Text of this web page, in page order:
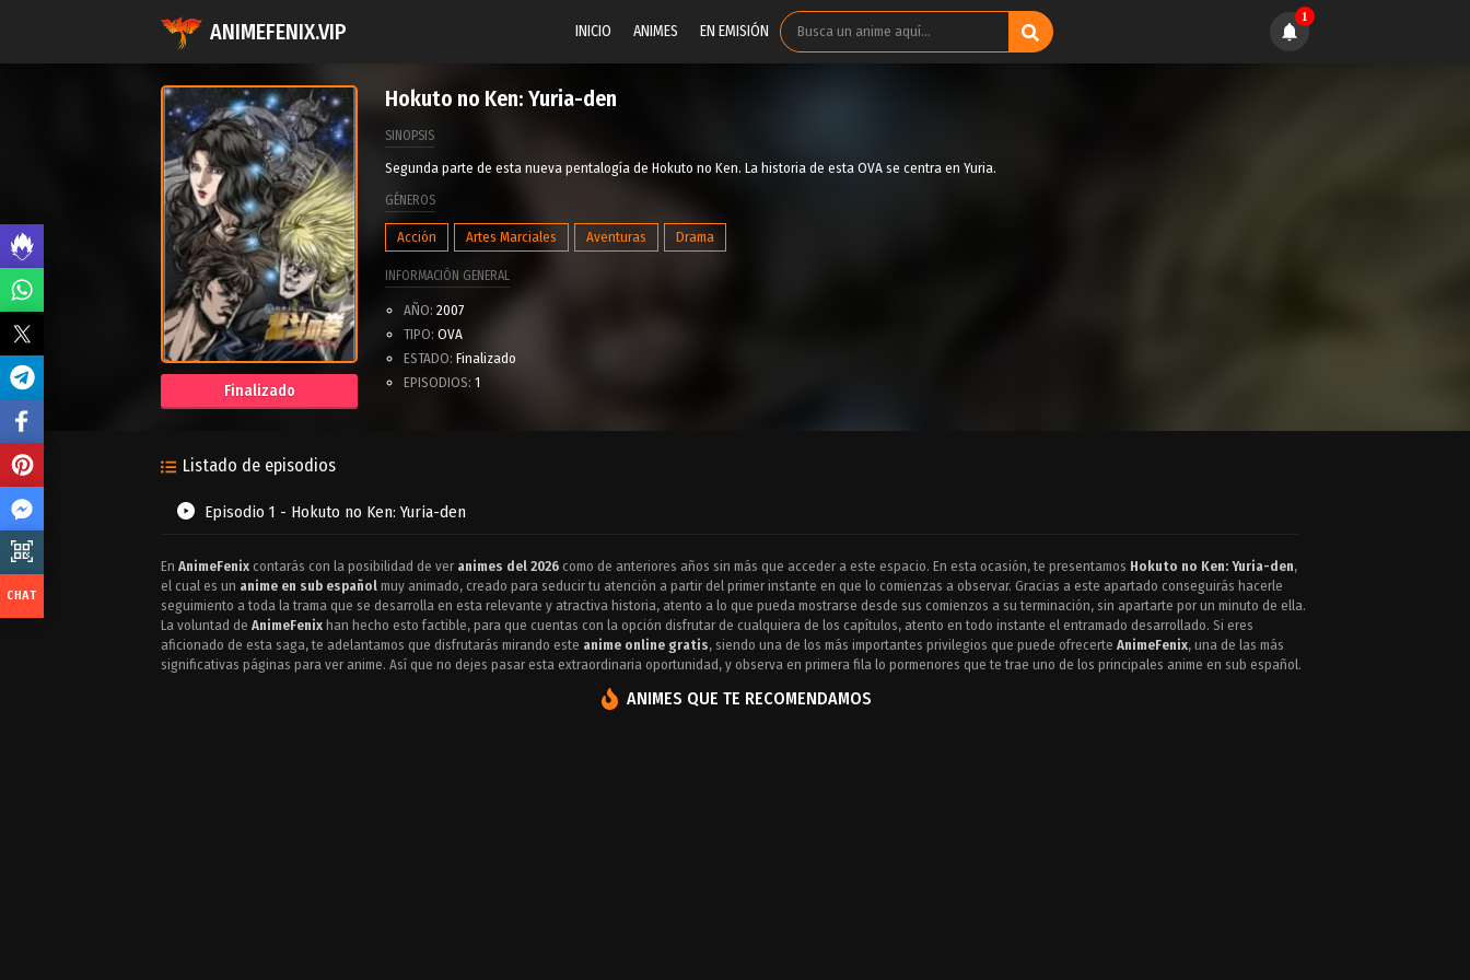
ANIMEFENIX.VIP INICIO ANIMES EN EMISIÓN
1
Finalizado
Hokuto no Ken: Yuria-den
SINOPSIS
Segunda parte de esta nueva pentalogía de Hokuto no Ken. La historia de esta OVA se centra en Yuria.
GÉNEROS
Acción Artes Marciales Aventuras Drama
INFORMACIÓN GENERAL
AÑO: 2007
TIPO: OVA
ESTADO: Finalizado
EPISODIOS: 1
Listado de episodios
Episodio 1 - Hokuto no Ken: Yuria-den
En AnimeFenix contarás con la posibilidad de ver animes del 2026 como de anteriores años sin más que acceder a este espacio. En esta ocasión, te presentamos Hokuto no Ken: Yuria-den,
el cual es un anime en sub español muy animado, creado para seducir tu atención a partir del primer instante en que lo comienzas a observar. Gracias a este apartado conseguirás hacerle
seguimiento a toda la trama que se desarrolla en esta relevante y atractiva historia, atento a lo que pueda mostrarse desde sus comienzos a su terminación, sin apartarte por un minuto de ella.
La voluntad de AnimeFenix han hecho esto factible, para que cuentas con la opción disfrutar de cualquiera de los capítulos, atento en todo instante el entramado desarrollado. Si eres
aficionado de esta saga, te adelantamos que disfrutarás mirando este anime online gratis, siendo una de los más importantes privilegios que puede ofrecerte AnimeFenix, una de las más
significativas páginas para ver anime. Así que no dejes pasar esta extraordinaria oportunidad, y observa en primera fila lo pormenores que te trae uno de los principales anime en sub español.
ANIMES QUE TE RECOMENDAMOS